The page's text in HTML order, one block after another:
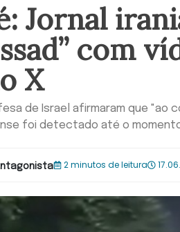
Jornal
com
X
de Israel afirmaram que "ao
foi detectado até o
2 minutos de leitura